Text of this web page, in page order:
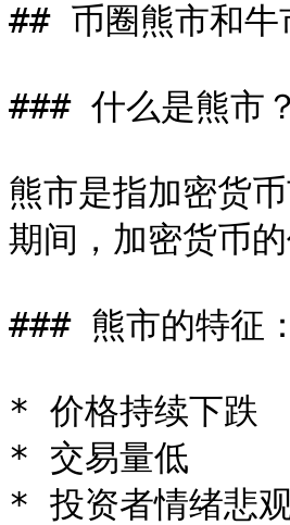
## 币圈熊市和牛
### 什么是熊市？
熊市是指加密货
期间，加密货币
### 熊市的特征：
* 价格持续下跌
* 交易量低
* 投资者情绪悲